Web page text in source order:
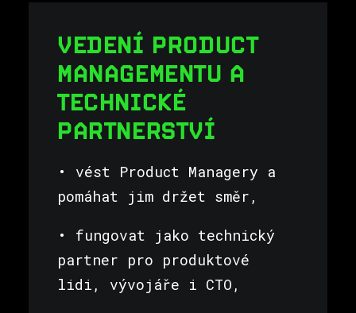
VEDENÍ PRODUCT
MANAGEMENTU A
TECHNICKÉ
PARTNERSTVÍ
• vést Product Managery a
pomáhat jim držet směr,
• fungovat jako technický
partner pro produktové
lidi, vývojáře i CTO,